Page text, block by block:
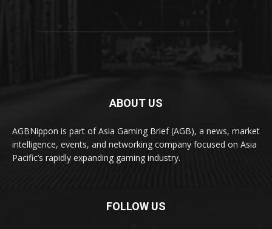
ABOUT US
AGBNippon is part of Asia Gaming Brief (AGB), a news, market
intelligence, events, and networking company focused on Asia
Pacific’s rapidly expanding gaming industry.
FOLLOW US